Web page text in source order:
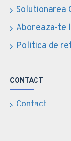
Solutionarea
Aboneaza-te
Politica de
CONTACT
Contact